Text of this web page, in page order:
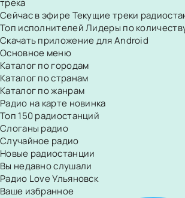
трека
Сейчас в эфиреТекущие треки
Топ исполнителейЛидеры по
Скачать приложение для Android
Основное меню
Каталог по городам
Каталог по странам
Каталог по жанрам
Радио на карте новинка
Топ 150 радиостанций
Слоганы радио
Случайное радио
Новые радиостанции
Вы недавно слушали
Радио Love Ульяновск
Ваше избранное